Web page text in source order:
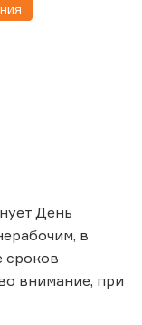
День
в
сроков
внимание, при